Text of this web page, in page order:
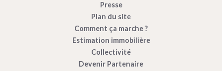
Presse
Plan du site
Comment ça marche ?
Estimation immobilière
Collectivité
Devenir Partenaire